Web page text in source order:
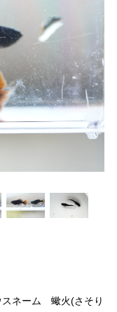
スネーム 蠍火(さそり